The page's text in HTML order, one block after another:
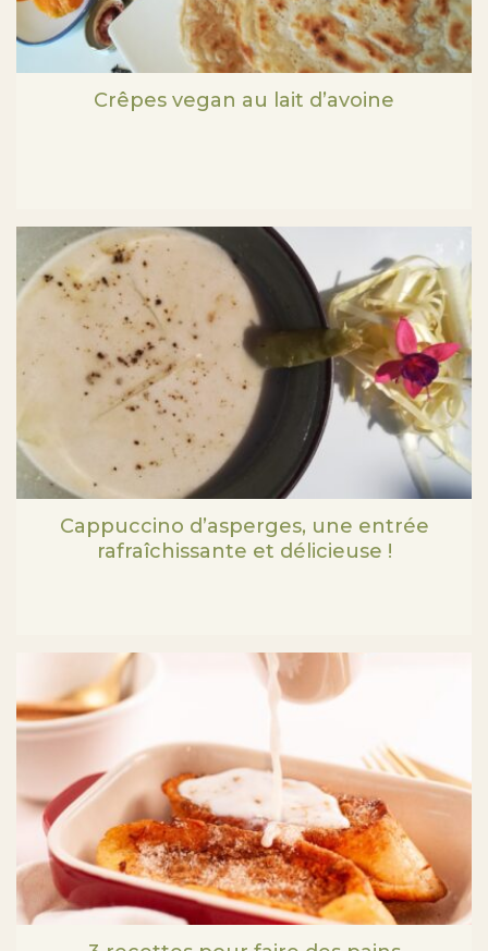
Crêpes vegan au lait d’avoine
Cappuccino d’asperges, une entrée
rafraîchissante et délicieuse !